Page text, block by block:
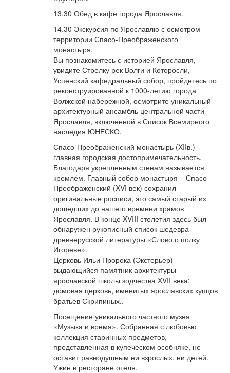
13.30 Обед в кафе города Ярославля.
14.30 Экскурсия по Ярославлю с осмотром
территории Спасо-Преображенского
монастыря.
Вы познакомитесь с историей Ярославля,
увидите Стрелку рек Волги и Которосли,
Успенский кафедральный собор, пройдетесь по
реконструированной к 1000-летию города
Волжской набережной, осмотрите уникальный
архитектурный ансамбль центральной части
Ярославля, включенной в Список Всемирного
наследия ЮНЕСКО.
Спасо-Преображенский монастырь (XIIв.) -
главная городская достопримечательность.
Благодаря укрепленным стенам называется
кремлём. Главный собор монастыря – Спасо-
Преображенский (XVI век) сохранил
оригинальные росписи, это самый старый из
дошедших до нашего времени храмов
Ярославля. В конце XVIII столетия здесь был
обнаружен рукописный список шедевра
древнерусской литературы «Слово о полку
Игореве».
Церковь Ильи Пророка (Экстерьер) -
выдающийся памятник архитектуры
ярославской школы зодчества XVII века;
домовая церковь, именитых ярославских купцов
братьев Скрипиных..
Посещение уникального частного музея
«Музыка и время». Собранная с любовью
коллекция старинных предметов,
представленная в купеческом особняке, не
оставит равнодушным ни взрослых, ни детей.
Ужин в ресторане отеля.